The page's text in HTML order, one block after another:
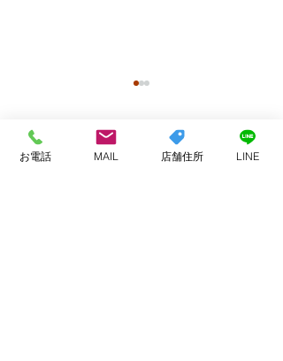
コメント
お電話 MAIL 店舗住所 LINE